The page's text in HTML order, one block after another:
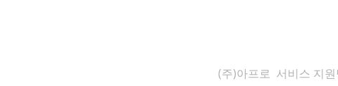
(주)아프로 서비스 지